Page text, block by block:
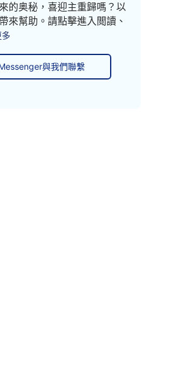
的奥秘，喜迎主重歸嗎？以
來幫助。請點擊進入閲讀、
與我們聯繫